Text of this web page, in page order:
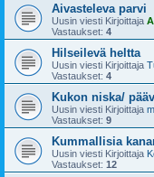
Aivasteleva parvi
Uusin viesti Kirjoittaja
Vastaukset: 4
Hilseilevä heltta
Uusin viesti Kirjoittaja
Vastaukset: 4
Kukon niska/
Uusin viesti Kirjoittaja
Vastaukset: 9
Kummallisia
Uusin viesti Kirjoittaja
Vastaukset: 12